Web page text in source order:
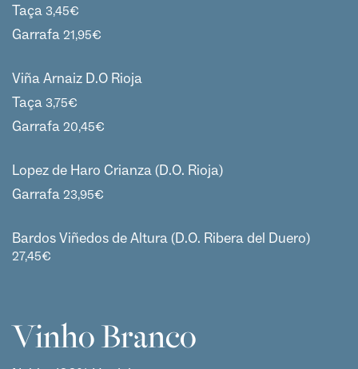
Taça 3,45€
Garrafa 21,95€
Viña Arnaiz D.O Rioja
Taça 3,75€
Garrafa 20,45€
Lopez de Haro Crianza (D.O. Rioja)
Garrafa 23,95€
Bardos Viñedos de Altura (D.O. Ribera del Duero)
27,45€
Vinho Branco